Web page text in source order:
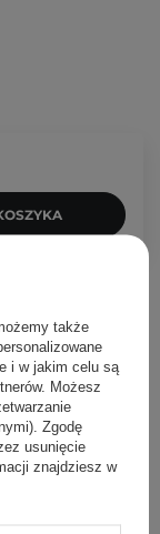
także
i w jakim celu są
Możesz
Zgodę
usunięcie
znajdziesz w